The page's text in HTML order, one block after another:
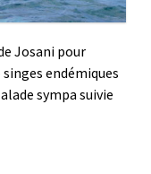
Josani pour
endémiques
sympa suivie